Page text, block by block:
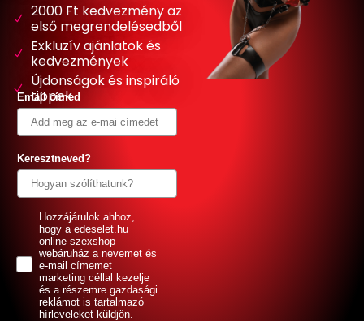
2000 Ft kedvezmény az
első megrendelésedből
Exkluzív ajánlatok és
kedvezmények
Újdonságok és inspiráló
tippek
Email címed
Keresztneved?
GDPRHozzájárulok ahhoz,
hogy a edeselet.hu
online szexshop
webáruház a nevemet és
e-mail címemet
marketing céllal kezelje
és a részemre gazdasági
reklámot is tartalmazó
hírleveleket küldjön.